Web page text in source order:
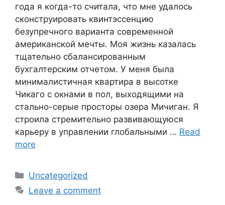
года я когда-то считала, что мне удалось
сконструировать квинтэссенцию
безупречного варианта современной
американской мечты. Моя жизнь казалась
тщательно сбалансированным
бухгалтерским отчетом. У меня была
минималистичная квартира в высотке
Чикаго с окнами в пол, выходящими на
стально-серые просторы озера Мичиган. Я
строила стремительно развивающуюся
карьеру в управлении глобальными … Read
more
Categories
Uncategorized
Leave a comment